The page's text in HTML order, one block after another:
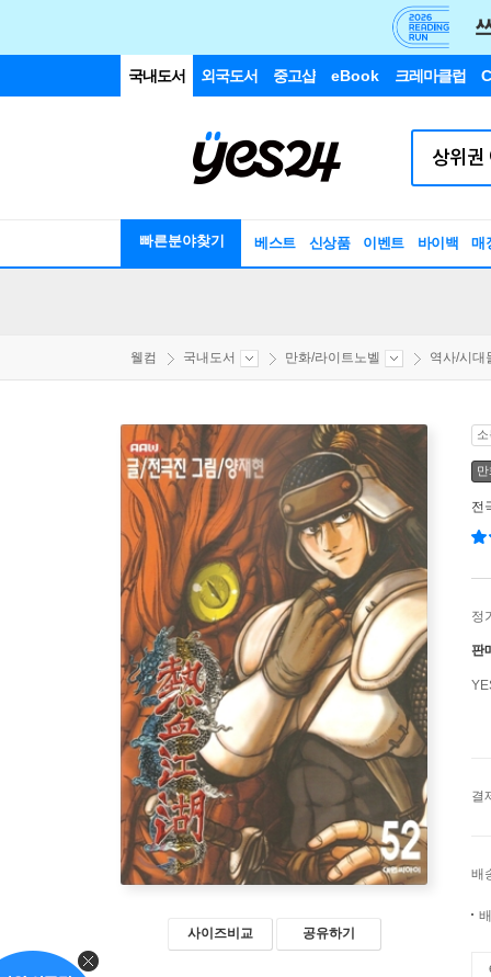
국내도서 외국도서 중고샵 eBook 크레마클럽
빠른분야찾기 베스트 신상품 이벤트 바이백 매
웰컴 국내도서 만화/라이트노벨 역사/시대
사이즈비교 공유하기
전
정
판
결
배